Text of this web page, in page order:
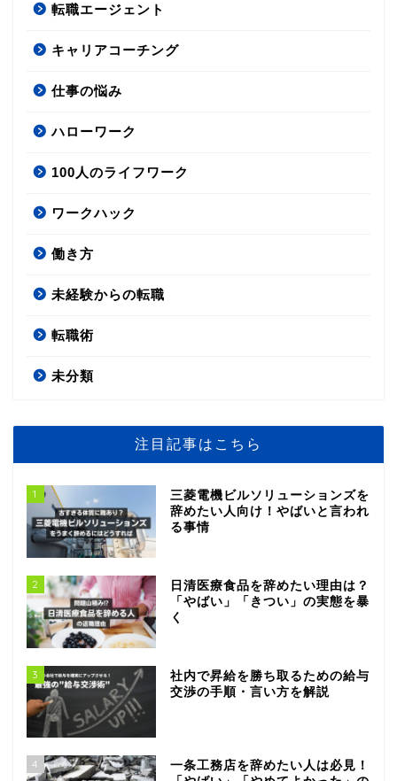
転職エージェント
キャリアコーチング
仕事の悩み
ハローワーク
100人のライフワーク
ワークハック
働き方
未経験からの転職
転職術
未分類
注目記事はこちら
1
三菱電機ビルソリューションズを
辞めたい人向け！やばいと言われ
る事情
2
日清医療食品を辞めたい理由は？
「やばい」「きつい」の実態を暴
く
3
社内で昇給を勝ち取るための給与
交渉の手順・言い方を解説
4
一条工務店を辞めたい人は必見！